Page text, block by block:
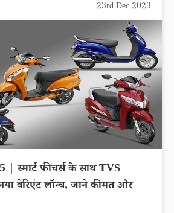
23rd Dec 2023
स्मार्ट फीचर्स के साथ TVS
वेरिएंट लॉन्च, जाने कीमत और